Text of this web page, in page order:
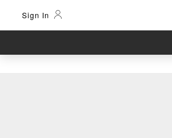
Sign In